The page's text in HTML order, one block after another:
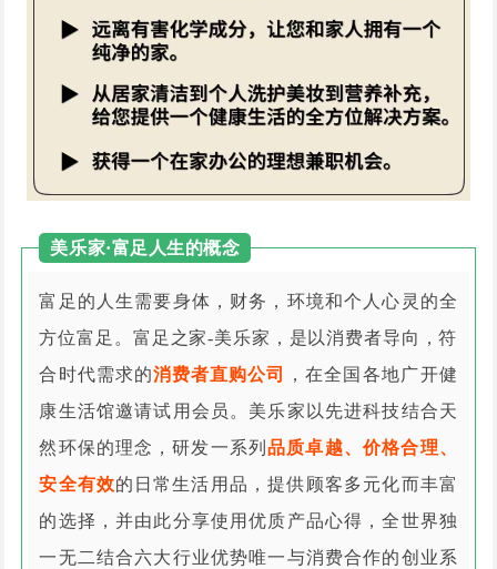
美乐家·富足人生的概念
富足的人生需要身体，财务，环境和个人心灵的全
方位富足。富足之家-美乐家，是以消费者导向，符
合时代需求的消费者直购公司
，在全国各地广开健
康生活馆邀请试用会员。美乐家以先进科技结合天
然环保的理念，研发一系列 品质卓越、价格合理、
安全有效的日常生活用品，提供顾客多元化而丰富
的选择，并由此分享使用优质产品心得，全世界独
一无二结合六大行业优势唯一与消费合作的创业系